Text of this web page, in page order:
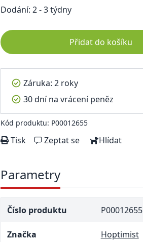
Dodání: 2 - 3 týdny
Přidat do košíku
Záruka: 2 roky
30 dní na vrácení peněz
Kód produktu: P00012655
Tisk Zeptat se Hlídat
Parametry
Číslo produktu P00012655
Značka Hoptimist